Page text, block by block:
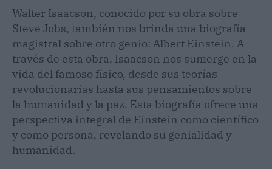
Walter Isaacson, conocido por su obra sobre
Steve Jobs, también nos brinda una biografía
magistral sobre otro genio: Albert Einstein. A
través de esta obra, Isaacson nos sumerge en la
vida del famoso físico, desde sus teorías
revolucionarias hasta sus pensamientos sobre
la humanidad y la paz. Esta biografía ofrece una
perspectiva integral de Einstein como científico
y como persona, revelando su genialidad y
humanidad.